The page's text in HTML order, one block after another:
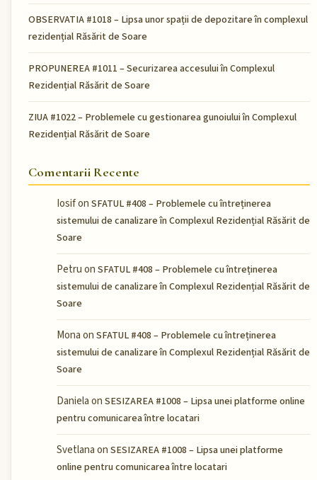
OBSERVATIA #1018 – Lipsa unor spații de depozitare în complexul
rezidențial Răsărit de Soare
PROPUNEREA #1011 – Securizarea accesului în Complexul
Rezidențial Răsărit de Soare
ZIUA #1022 – Problemele cu gestionarea gunoiului în Complexul
Rezidențial Răsărit de Soare
Comentarii Recente
Iosifon SFATUL #408 – Problemele cu întreținerea
sistemului de canalizare în Complexul Rezidențial Răsărit de
Soare
Petruon SFATUL #408 – Problemele cu întreținerea
sistemului de canalizare în Complexul Rezidențial Răsărit de
Soare
Monaon SFATUL #408 – Problemele cu întreținerea
sistemului de canalizare în Complexul Rezidențial Răsărit de
Soare
Danielaon SESIZAREA #1008 – Lipsa unei platforme online
pentru comunicarea între locatari
Svetlanaon SESIZAREA #1008 – Lipsa unei platforme
online pentru comunicarea între locatari